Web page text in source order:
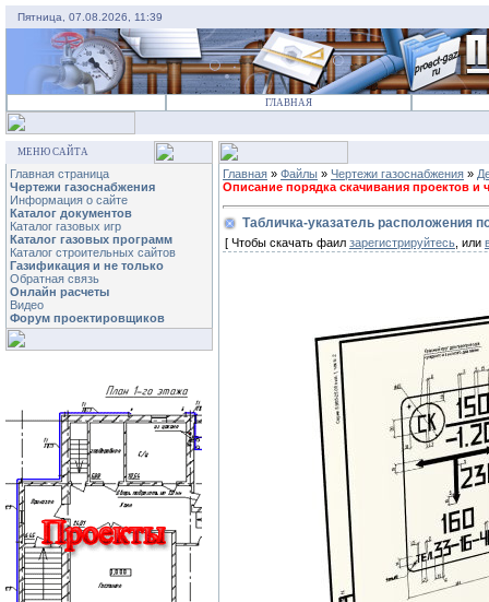
Пятница, 07.08.2026, 11:39
ГЛАВНАЯ
МЕНЮ САЙТА
Главная страница
Чертежи газоснабжения
Информация о сайте
Каталог документов
Каталог газовых игр
Каталог газовых программ
Каталог строительных сайтов
Газификация и не только
Обратная связь
Онлайн расчеты
Видео
Форум проектировщиков
Главная » Файлы » Чертежи газоснабжения »
Описание порядка скачивания проектов и
Табличка-указатель расположения
[ Чтобы скачать фаил зарегистрируйтесь , или